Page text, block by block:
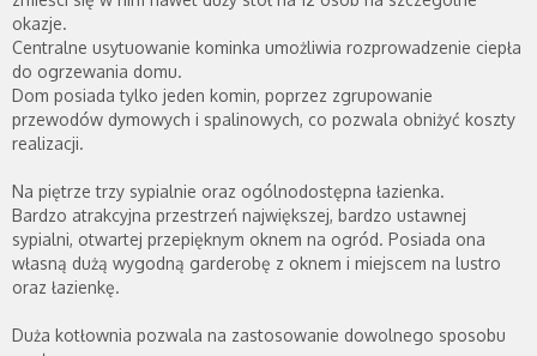
okazje.
Centralne usytuowanie kominka umożliwia rozprowadzenie ciepła
do ogrzewania domu.
Dom posiada tylko jeden komin, poprzez zgrupowanie
przewodów dymowych i spalinowych, co pozwala obniżyć koszty
realizacji.
Na piętrze trzy sypialnie oraz ogólnodostępna łazienka.
Bardzo atrakcyjna przestrzeń największej, bardzo ustawnej
sypialni, otwartej przepięknym oknem na ogród. Posiada ona
własną dużą wygodną garderobę z oknem i miejscem na lustro
oraz łazienkę.
Duża kotłownia pozwala na zastosowanie dowolnego sposobu